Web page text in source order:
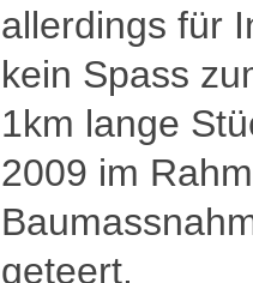
allerdings für
kein Spass
1km lange
2009 im
geteert.